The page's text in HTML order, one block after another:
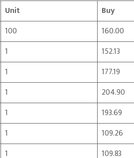
Unit Buy
100 160.00
1 152.13
1 177.19
1 204.90
1 193.69
1 109.26
1 109.83